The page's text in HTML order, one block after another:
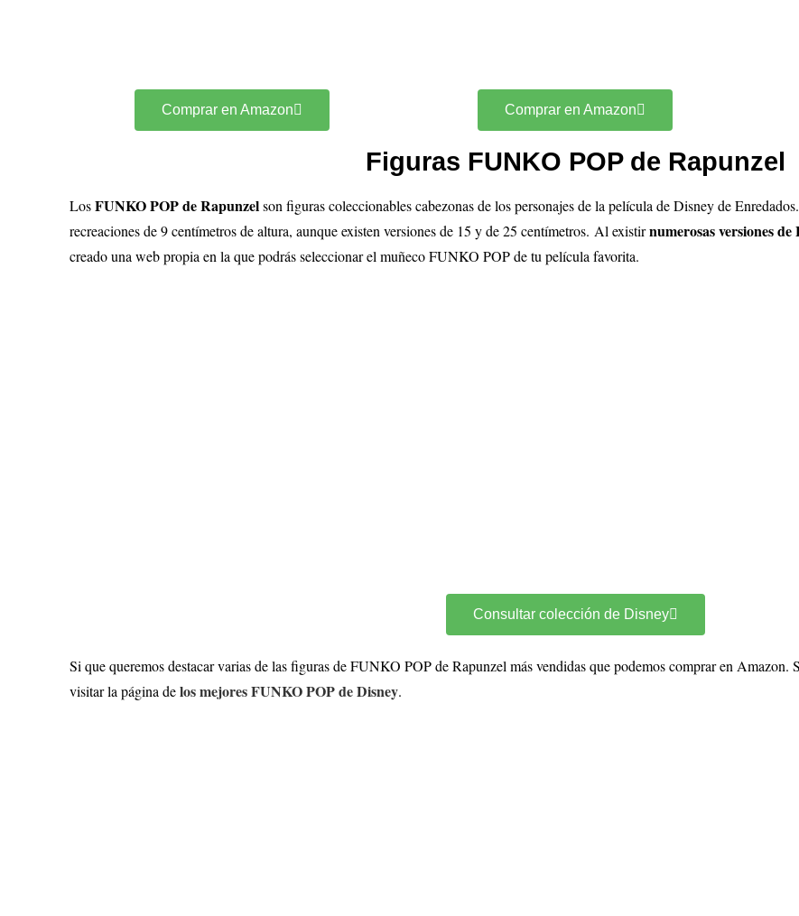
Comprar en Amazon Comprar en Amazon
Figuras FUNKO POP de Rapunzel
LosFUNKO POP de Rapunzelson figuras coleccionables cabezonas de los personajes de la película de Disney de
recreaciones de 9 centímetros de altura, aunque existen versiones de 15 y de 25 centímetros. Al existirnumerosas versiones
creado una web propia en la que podrás seleccionar el muñeco FUNKO POP de tu película favorita.
Consultar colección de Disney
Si que queremos destacar varias de las figuras de FUNKO POP de Rapunzel más vendidas que podemos comprar en
visitar la página delos mejores FUNKO POP de Disney.